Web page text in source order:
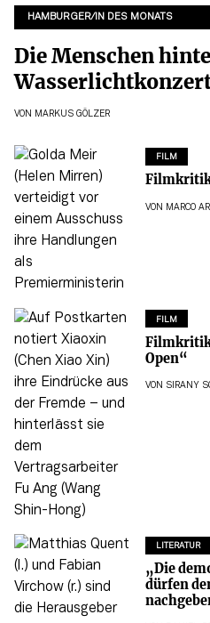
HAMBURGER/IN DES MONATS
Die Menschen
VON MARKUS GÖLZER
FILM
VON MARCO
FILM
Open“
VON SIRANY
LITERATUR
„Die
dürfen